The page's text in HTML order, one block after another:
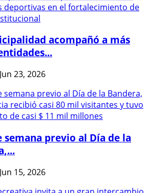
acompañó a más
Jun 23, 2026
semana previo al Día de la
Jun 15, 2026